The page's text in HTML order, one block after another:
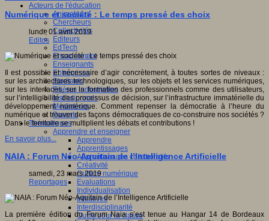
Acteurs de l'éducation
Animateurs
Chercheurs
Collectivités
Editeurs
EdTech
Encadrement
Enseignants
Entreprises
Etudiants
Filières industrielles
Institutionnels
Médiateurs
Parents
Thématiques
Apprendre et enseigner
Apprendre
Apprentissages
Apprentissages collaboratifs
Créativité
Culture numérique
Evaluations
Individualisation
Initiatives
Interdisciplinarité
Outils pour la classe
Numérique et société : Le temps pressé des choix
lundi, 01 avril 2019
Editos
Il est possible et nécessaire d’agir concrètement, à toutes sortes de niveaux :
sur les architectures technologiques, sur les objets et les services numériques,
sur les interfaces, sur la formation des professionnels comme des utilisateurs,
sur l’intelligibilité des processus de décision, sur l’infrastructure immatérielle du
développement numérique. Comment repenser la démocratie à l’heure du
numérique et trouver des façons démocratiques de co-construire nos sociétés ?
Dans le territoire se multiplient les débats et contributions !
En savoir plus...
NAIA : Forum Néo-Aquitain de l’Intelligence Artificielle
samedi, 23 mars 2019
Reportages
La première édition du Forum Naia s’est tenue au Hangar 14 de Bordeaux